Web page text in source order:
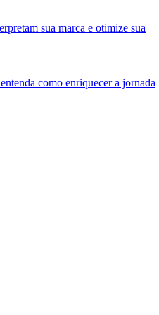
sua marca e otimize sua
como enriquecer a jornada